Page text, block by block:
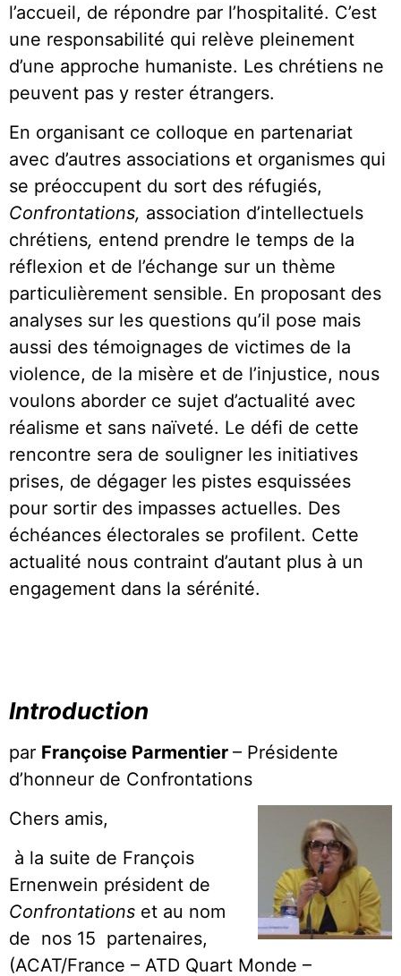
l’accueil, de répondre par l’hospitalité. C’est
une responsabilité qui relève pleinement
d’une approche humaniste. Les chrétiens ne
peuvent pas y rester étrangers.
En organisant ce colloque en partenariat
avec d’autres associations et organismes qui
se préoccupent du sort des réfugiés,
Confrontations, association d’intellectuels
chrétiens, entend prendre le temps de la
réflexion et de l’échange sur un thème
particulièrement sensible. En proposant des
analyses sur les questions qu’il pose mais
aussi des témoignages de victimes de la
violence, de la misère et de l’injustice, nous
voulons aborder ce sujet d’actualité avec
réalisme et sans naïveté. Le défi de cette
rencontre sera de souligner les initiatives
prises, de dégager les pistes esquissées
pour sortir des impasses actuelles. Des
échéances électorales se profilent. Cette
actualité nous contraint d’autant plus à un
engagement dans la sérénité.
Introduction
par Françoise Parmentier – Présidente
d’honneur de Confrontations
Chers amis,
à la suite de François
Ernenwein président de
Confrontations et au nom
de nos 15 partenaires,
(ACAT/France – ATD Quart Monde –